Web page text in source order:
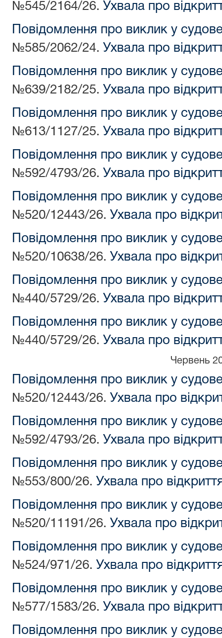
№545/2164/26. Ухвала про
Повідомлення про виклик у
№585/2062/24. Ухвала про
Повідомлення про виклик у
№639/2182/25. Ухвала про
Повідомлення про виклик у
№613/1127/25. Ухвала про
Повідомлення про виклик у
№592/4793/26. Ухвала про
Повідомлення про виклик у
№520/12443/26. Ухвала про
Повідомлення про виклик у
№520/10638/26. Ухвала про
Повідомлення про виклик у
№440/5729/26. Ухвала про
Повідомлення про виклик у
№440/5729/26. Ухвала про
Червень
Повідомлення про виклик у
№520/12443/26. Ухвала про
Повідомлення про виклик у
№592/4793/26. Ухвала про
Повідомлення про виклик у
№553/800/26. Ухвала про
Повідомлення про виклик у
№520/11191/26. Ухвала про
Повідомлення про виклик у
№524/971/26. Ухвала про
Повідомлення про виклик у
№577/1583/26. Ухвала про
Повідомлення про виклик у